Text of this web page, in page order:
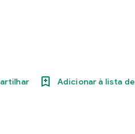
Adicionar à lista